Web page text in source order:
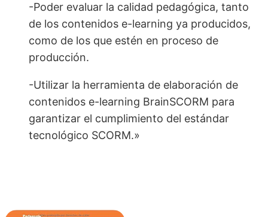
-Poder evaluar la calidad pedagógica, tanto
de los contenidos e-learning ya producidos,
como de los que estén en proceso de
producción.
-Utilizar la herramienta de elaboración de
contenidos e-learning BrainSCORM para
garantizar el cumplimiento del estándar
tecnológico SCORM.»